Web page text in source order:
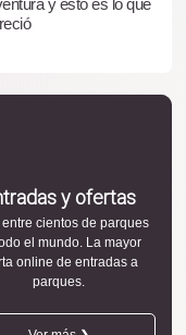
y esto es lo que
y ofertas
entre cientos de parques
el mundo. La mayor
online de entradas a
parques.